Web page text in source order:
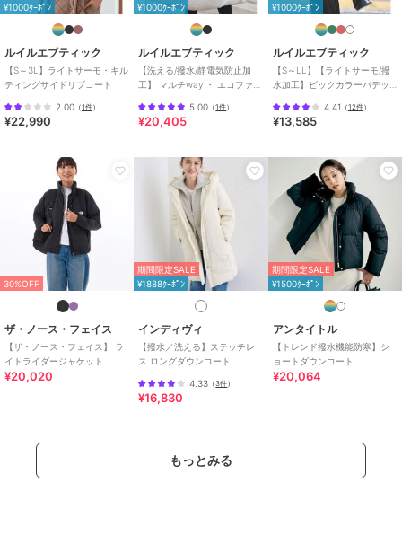
商品のお取り扱い方法
特徴
アウター・ジャケット・コート
ダウン・中綿 / 綿・コットン素材
/綿100％/キルティング
ミド
ドア/フード付き/
ストレート
Aライン
ダウンジャケット・ダウンコート
（中綿含む）
ダウン・中綿
綿・コットン素材
綿100％/ キルティング
ミド
ライフスタイル
アウト
フード付き
/Aライン/カジュアル
¥1000ｸｰﾎﾟﾝ
ルイルエブティック
【S～3L】ライトサーモ・キル
ティングサイドリブコート
2.00 （1件）
¥22,990
¥1000ｸｰﾎﾟﾝ
ルイルエブティック
【洗える/撥水/静電気防止加
工】 マルチway ・ エコファー
ルト付き
5.00 （1件）
¥20,405
¥1000ｸｰﾎﾟﾝ
ルイルエブティック
【S～LL】【ライトサーモ/撥
水加工】ビックカラーパデッ
4.41 （12件）
¥13,585
30%OFF
ザ・ノース・フェイス
【ザ・ノース・フェイス】 ラ
イトライダージャケット
¥20,020
期間限定SALE
¥1888ｸｰﾎﾟﾝ
インディヴィ
【撥水／洗える】ステッチレ
ス ロングダウンコート
4.33 （3件）
¥16,830
期間限定SALE
¥1500ｸｰﾎﾟﾝ
アンタイトル
【トレンド撥水機能防寒】シ
ョートダウンコート
¥20,064
もっとみる